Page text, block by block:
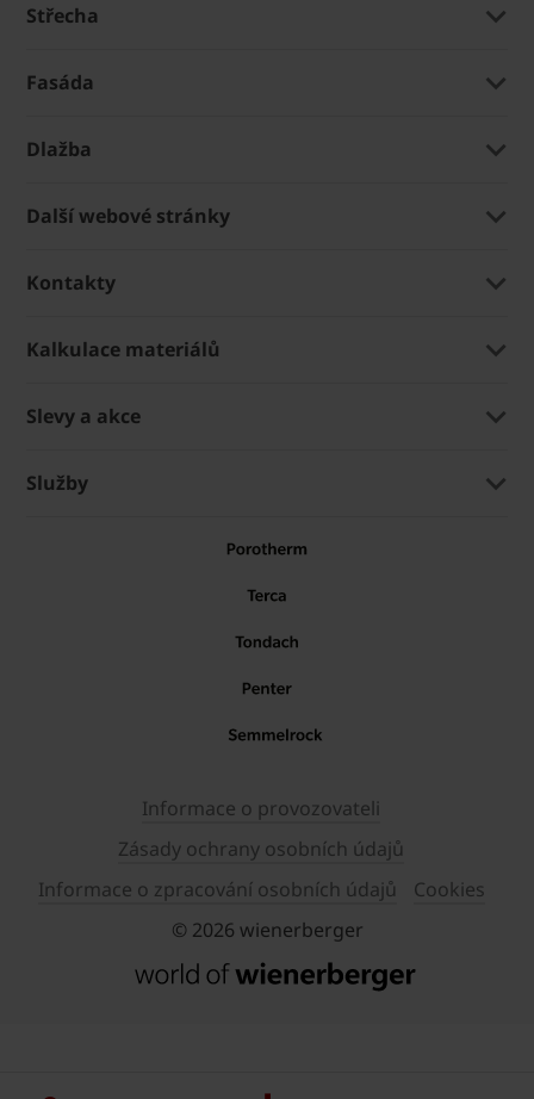
Střecha
Fasáda
Dlažba
Další webové stránky
Kontakty
Kalkulace materiálů
Slevy a akce
Služby
Informace o provozovateli
Zásady ochrany osobních údajů
Informace o zpracování osobních údajů
Cookies
© 2026 wienerberger